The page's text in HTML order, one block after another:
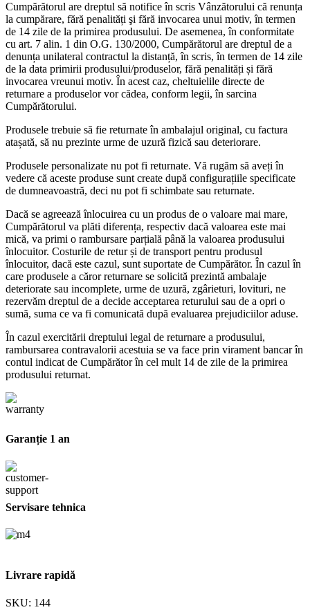
Cumpărătorul are dreptul să notifice în scris Vânzătorului că renunța
la cumpărare, fără penalități şi fără invocarea unui motiv, în termen
de 14 zile de la primirea produsului. De asemenea, în conformitate
cu art. 7 alin. 1 din O.G. 130/2000, Cumpărătorul are dreptul de a
denunța unilateral contractul la distanță, în scris, în termen de 14 zile
de la data primirii produsului/produselor, fără penalități și fără
invocarea vreunui motiv. În acest caz, cheltuielile directe de
returnare a produselor vor cădea, conform legii, în sarcina
Cumpărătorului.
Produsele trebuie să fie returnate în ambalajul original, cu factura
atașată, să nu prezinte urme de uzură fizică sau deteriorare.
Produsele personalizate nu pot fi returnate. Vă rugăm să aveți în
vedere că aceste produse sunt create după configurațiile specificate
de dumneavoastră, deci nu pot fi schimbate sau returnate.
Dacă se agreează înlocuirea cu un produs de o valoare mai mare,
Cumpărătorul va plăti diferența, respectiv dacă valoarea este mai
mică, va primi o rambursare parțială până la valoarea produsului
înlocuitor. Costurile de retur și de transport pentru produsul
înlocuitor, dacă este cazul, sunt suportate de Cumpărător. În cazul în
care produsele a căror returnare se solicită prezintă ambalaje
deteriorate sau incomplete, urme de uzură, zgârieturi, lovituri, ne
rezervăm dreptul de a decide acceptarea returului sau de a opri o
sumă, suma ce va fi comunicată după evaluarea prejudiciilor aduse.
În cazul exercitării dreptului legal de returnare a produsului,
rambursarea contravalorii acestuia se va face prin virament bancar în
contul indicat de Cumpărător în cel mult 14 de zile de la primirea
produsului returnat.
Garanție 1 an
Servisare tehnica
Livrare rapidă
SKU: 144